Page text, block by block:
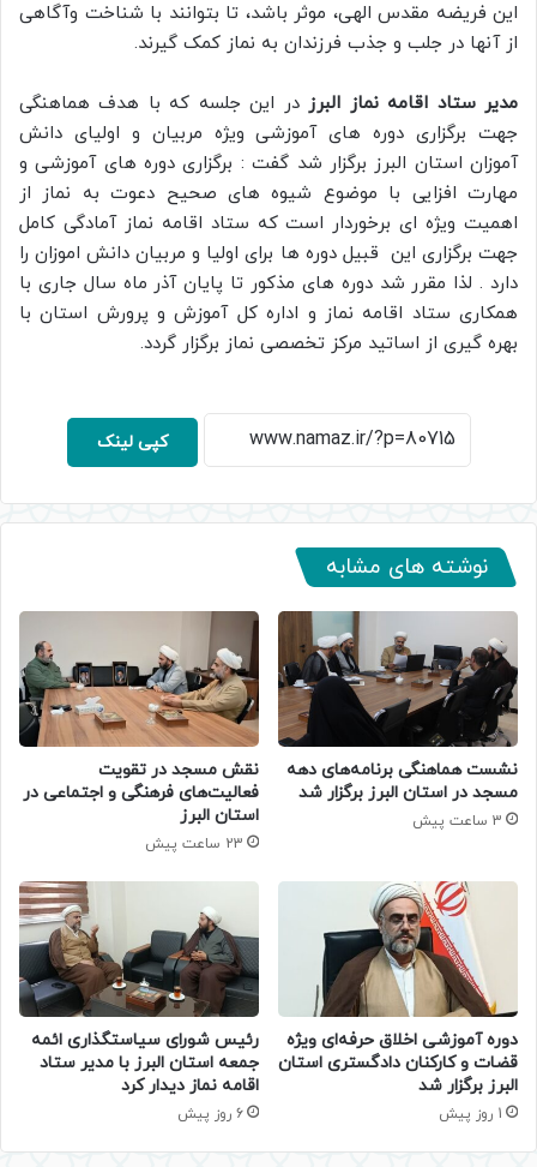
این فریضه مقدس الهی، موثر باشد، تا بتوانند با شناخت وآگاهی
از آنها در جلب و جذب فرزندان به نماز کمک گیرند.
مدیر ستاد اقامه نماز البرزدر این جلسه که با هدف هماهنگی
جهت برگزاری دوره های آموزشی ویژه مربیان و اولیای دانش
آموزان استان البرز برگزار شد گفت : برگزاری دوره های آموزشی و
مهارت افزایی با موضوع شیوه های صحیح دعوت به نماز از
اهمیت ویژه ای برخوردار است که ستاد اقامه نماز آمادگی کامل
جهت برگزاری این قبیل دوره ها برای اولیا و مربیان دانش اموزان را
دارد . لذا مقرر شد دوره های مذکور تا پایان آذر ماه سال جاری با
همکاری ستاد اقامه نماز و اداره کل آموزش و پرورش استان با
بهره گیری از اساتید مرکز تخصصی نماز برگزار گردد.
کپی لینک
نوشته های مشابه
نشست هماهنگی برنامه‌های دهه
مسجد در استان البرز برگزار شد
3 ساعت پیش
نقش مسجد در تقویت
فعالیت‌های فرهنگی و اجتماعی در
استان البرز
23 ساعت پیش
دوره آموزشی اخلاق حرفه‌ای ویژه
قضات و کارکنان دادگستری استان
البرز برگزار شد
1 روز پیش
رئیس شورای سیاستگذاری ائمه
جمعه استان البرز با مدیر ستاد
اقامه نماز دیدار کرد
6 روز پیش